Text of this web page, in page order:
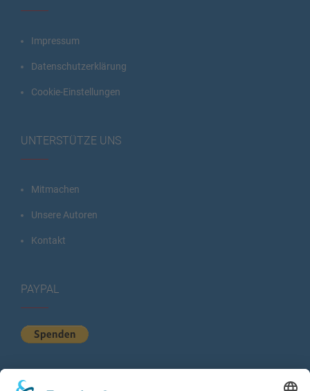
Impressum
Datenschutzerklärung
Cookie-Einstellungen
UNTERSTÜTZE UNS
Mitmachen
Unsere Autoren
Kontakt
PAYPAL
KURZSTATISTIK